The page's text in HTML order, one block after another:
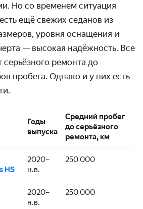
Но со временем ситуация
ещё свежих седанов из
уровня оснащения и
— высокая надёжность. Все
ремонта до
пробега. Однако и у них есть
Годы
выпуска
Средний пробег
до серьёзного
ремонта, км
HS
2020–
н.в.
250 000
2020–
н.в.
250 000